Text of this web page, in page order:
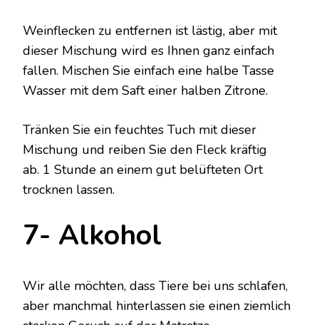
Weinflecken zu entfernen ist lästig, aber mit
dieser Mischung wird es Ihnen ganz einfach
fallen. Mischen Sie einfach eine halbe Tasse
Wasser mit dem Saft einer halben Zitrone.
Tränken Sie ein feuchtes Tuch mit dieser
Mischung und reiben Sie den Fleck kräftig
ab. 1 Stunde an einem gut belüfteten Ort
trocknen lassen.
7- Alkohol
Wir alle möchten, dass Tiere bei uns schlafen,
aber manchmal hinterlassen sie einen ziemlich